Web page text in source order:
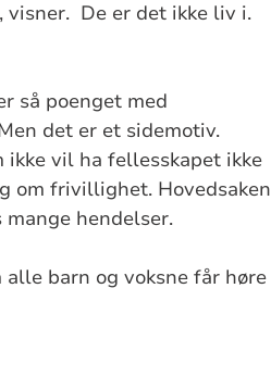
visner. De er det ikke liv i.
så poenget med
det er et sidemotiv.
ikke vil ha fellesskapet ikke
om frivillighet. Hovedsaken
hendelser.
barn og voksne får høre